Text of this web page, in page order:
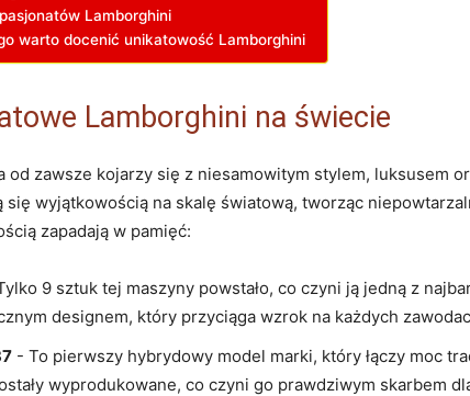
Lamborghini
warto docenić unikatowość Lamborghini
‍Lamborghini na świecie
od zawsze kojarzy się z niesamowitym ‌stylem, luksusem
wyjątkowością na skalę światową, tworząc
zapadają w pamięć:
9 sztuk tej maszyny powstało, co czyni ją jedną ‌z
designem, który przyciąga ⁤wzrok na⁣ każdych
⁣- To pierwszy hybrydowy model marki, który łączy moc
wyprodukowane, co czyni ‌go prawdziwym skarbem